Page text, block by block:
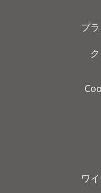
プ
ワ